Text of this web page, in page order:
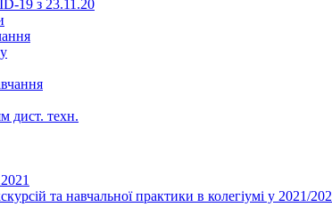
19 з 23.11.20
дист. техн.
та навчальної практики в колегіумі у 2021/